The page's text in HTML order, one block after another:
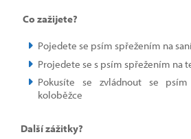
Co zažijete?
Pojedete se psím spřežením na
Projedete se s psím spřežením na
Pokusíte se zvládnout se
koloběžce
Další zážitky?